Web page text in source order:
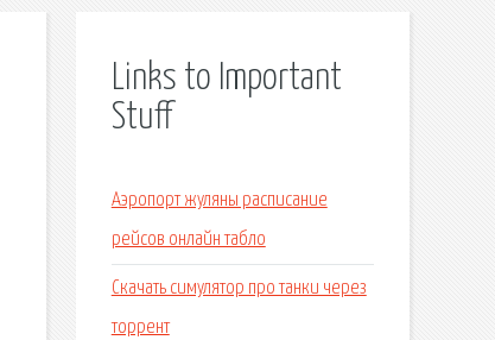
Links to Important
Stuff
Аэропорт жуляны расписание
рейсов онлайн табло
Скачать симулятор про танки через
торрент